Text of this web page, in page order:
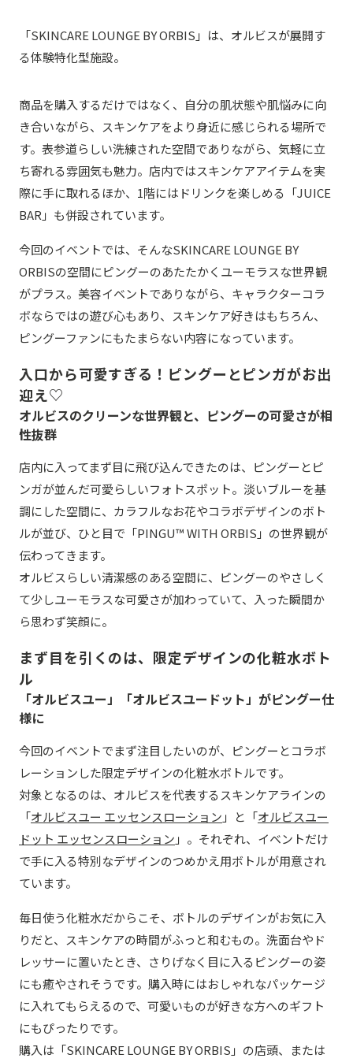
「SKINCARE LOUNGE BY ORBIS」は、オルビスが展開す
る体験特化型施設。
商品を購入するだけではなく、自分の肌状態や肌悩みに向
き合いながら、スキンケアをより身近に感じられる場所で
す。表参道らしい洗練された空間でありながら、気軽に立
ち寄れる雰囲気も魅力。店内ではスキンケアアイテムを実
際に手に取れるほか、1階にはドリンクを楽しめる「JUICE
BAR」も併設されています。
今回のイベントでは、そんなSKINCARE LOUNGE BY
ORBISの空間にピングーのあたたかくユーモラスな世界観
がプラス。美容イベントでありながら、キャラクターコラ
ボならではの遊び心もあり、スキンケア好きはもちろん、
ピングーファンにもたまらない内容になっています。
入口から可愛すぎる！ピングーとピンガがお出
迎え♡
オルビスのクリーンな世界観と、ピングーの可愛さが相
性抜群
店内に入ってまず目に飛び込んできたのは、ピングーとピ
ンガが並んだ可愛らしいフォトスポット。淡いブルーを基
調にした空間に、カラフルなお花やコラボデザインのボト
ルが並び、ひと目で「PINGU™ WITH ORBIS」の世界観が
伝わってきます。
オルビスらしい清潔感のある空間に、ピングーのやさしく
て少しユーモラスな可愛さが加わっていて、入った瞬間か
ら思わず笑顔に。
まず目を引くのは、限定デザインの化粧水ボト
ル
「オルビスユー」「オルビスユードット」がピングー仕
様に
今回のイベントでまず注目したいのが、ピングーとコラボ
レーションした限定デザインの化粧水ボトルです。
対象となるのは、オルビスを代表するスキンケアラインの
「オルビスユー エッセンスローション 」と「オルビスユー
ドット エッセンスローション 」。それぞれ、イベントだけ
で手に入る特別なデザインのつめかえ用ボトルが用意され
ています。
毎日使う化粧水だからこそ、ボトルのデザインがお気に入
りだと、スキンケアの時間がふっと和むもの。洗面台やド
レッサーに置いたとき、さりげなく目に入るピングーの姿
にも癒やされそうです。購入時にはおしゃれなパッケージ
に入れてもらえるので、可愛いものが好きな方へのギフト
にもぴったりです。
購入は「SKINCARE LOUNGE BY ORBIS」の店頭、または